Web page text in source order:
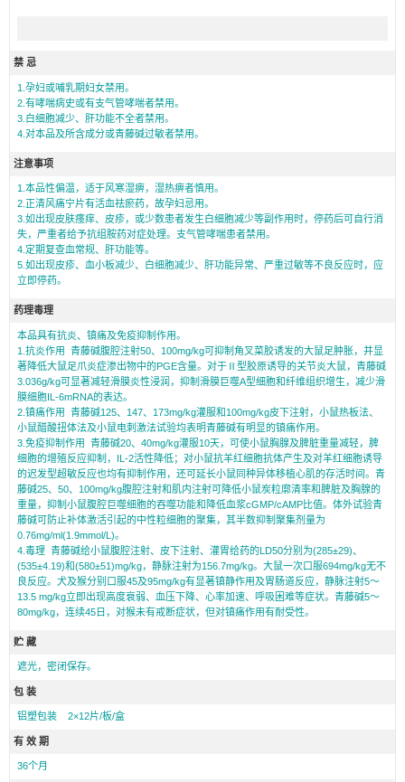
禁 忌
1.孕妇或哺乳期妇女禁用。
2.有哮喘病史或有支气管哮喘者禁用。
3.白细胞减少、肝功能不全者禁用。
4.对本品及所含成分或青藤碱过敏者禁用。
注意事项
1.本品性偏温，适于风寒湿痹，湿热痹者慎用。
2.正清风痛宁片有活血祛瘀药，故孕妇忌用。
3.如出现皮肤瘙痒、皮疹，或少数患者发生白细胞减少等副作用时，停药后可自行消
失，严重者给予抗组胺药对症处理。支气管哮喘患者禁用。
4.定期复查血常规、肝功能等。
5.如出现皮疹、血小板减少、白细胞减少、肝功能异常、严重过敏等不良反应时，应
立即停药。
药理毒理
本品具有抗炎、镇痛及免疫抑制作用。
1.抗炎作用 青藤碱腹腔注射50、100mg/kg可抑制角叉菜胶诱发的大鼠足肿胀，并显
著降低大鼠足爪炎症渗出物中的PGE含量。对于Ⅱ型胶原诱导的关节炎大鼠，青藤碱
3.036g/kg可显著减轻滑膜炎性浸润，抑制滑膜巨噬A型细胞和纤维组织增生，减少滑
膜细胞IL-6mRNA的表达。
2.镇痛作用 青藤碱125、147、173mg/kg灌服和100mg/kg皮下注射，小鼠热板法、
小鼠醋酸扭体法及小鼠电刺激法试验均表明青藤碱有明显的镇痛作用。
3.免疫抑制作用 青藤碱20、40mg/kg灌服10天，可使小鼠胸腺及脾脏重量减轻，脾
细胞的增殖反应抑制，IL-2活性降低；对小鼠抗羊红细胞抗体产生及对羊红细胞诱导
的迟发型超敏反应也均有抑制作用，还可延长小鼠同种异体移植心肌的存活时间。青
藤碱25、50、100mg/kg腹腔注射和肌内注射可降低小鼠炭粒廓清率和脾脏及胸腺的
重量，抑制小鼠腹腔巨噬细胞的吞噬功能和降低血浆cGMP/cAMP比值。体外试验青
藤碱可防止补体激活引起的中性粒细胞的聚集，其半数抑制聚集剂量为
0.76mg/ml(1.9mmol/L)。
4.毒理 青藤碱给小鼠腹腔注射、皮下注射、灌胃给药的LD50分别为(285±29)、
(535±4.19)和(580±51)mg/kg，静脉注射为156.7mg/kg。大鼠一次口服694mg/kg无不
良反应。犬及猴分别口服45及95mg/kg有显著镇静作用及胃肠道反应，静脉注射5～
13.5 mg/kg立即出现高度衰弱、血压下降、心率加速、呼吸困难等症状。青藤碱5～
80mg/kg，连续45日，对猴未有戒断症状，但对镇痛作用有耐受性。
贮 藏
遮光，密闭保存。
包 装
铝塑包装 2×12片/板/盒
有 效 期
36个月